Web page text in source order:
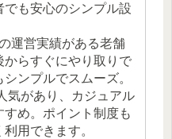
も安心のシンプル設
運営実績がある老舗
からすぐにやり取りで
ンプルでスムーズ。
気があり、カジュアル
め。ポイント制度も
用できます。